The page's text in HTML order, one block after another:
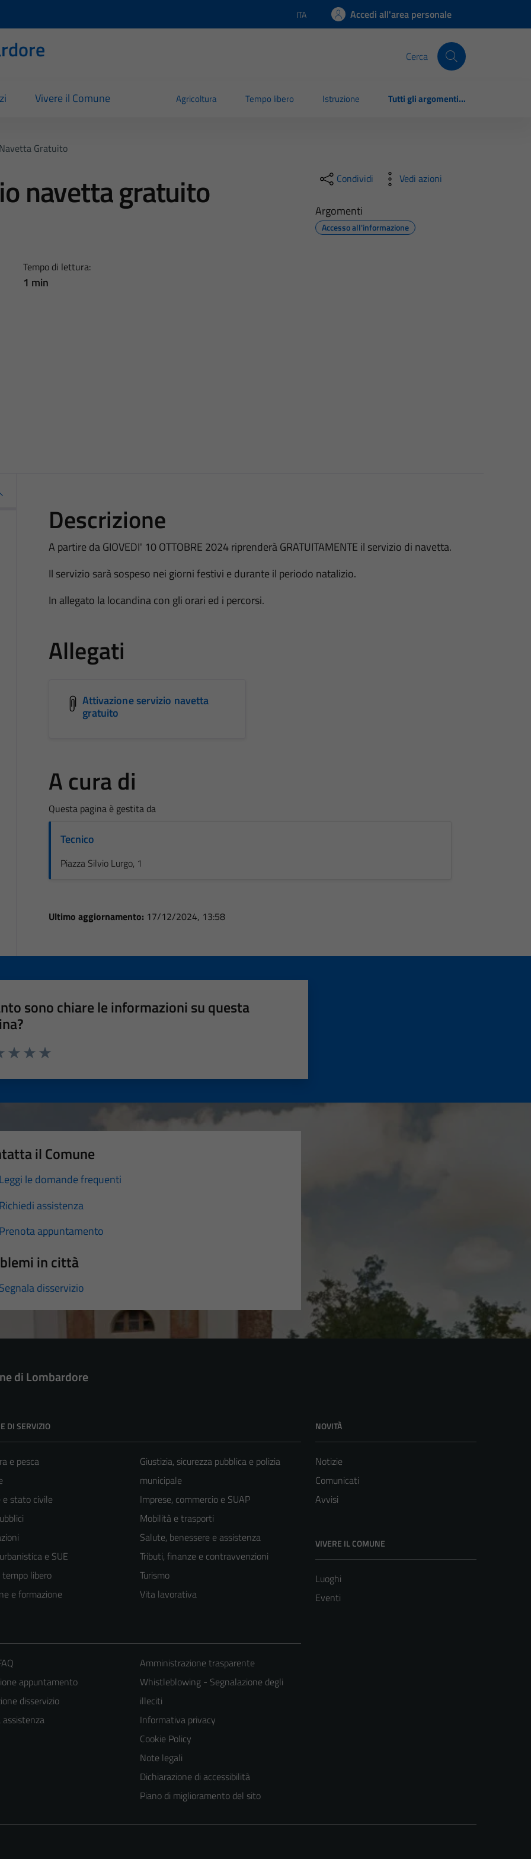
Lingua attiva:
ITA Accedi all'area personale
Cerca
Vivere il Comune Agricoltura Tempo libero Istruzione Tutti gli argomenti...
Gratuito
navetta gratuito
Tempo di lettura:
1 min
Condividi Vedi azioni
Argomenti
Accesso all'informazione
Descrizione
A partire da GIOVEDI' 10 OTTOBRE 2024 riprenderà GRATUITAMENTE il servizio di navetta.
Il servizio sarà sospeso nei giorni festivi e durante il periodo natalizio.
In allegato la locandina con gli orari ed i percorsi.
Allegati
Attivazione servizio navetta
gratuito
A cura di
Questa pagina è gestita da
Tecnico
Piazza Silvio Lurgo, 1
Ultimo aggiornamento: 17/12/2024, 13:58
sono chiare le informazioni su questa
il Comune
Leggi le domande frequenti
Richiedi assistenza
Prenota appuntamento
in città
Segnala disservizio
di Lombardore
DI SERVIZIO
e pesca
e stato civile
e SUE
libero
e formazione
Giustizia, sicurezza pubblica e polizia
municipale
Imprese, commercio e SUAP
Mobilità e trasporti
Salute, benessere e assistenza
Tributi, finanze e contravvenzioni
Turismo
Vita lavorativa
NOVITÀ
Notizie
Comunicati
Avvisi
VIVERE IL COMUNE
Luoghi
Eventi
appuntamento
disservizio
assistenza
Amministrazione trasparente
Whistleblowing - Segnalazione degli
illeciti
Informativa privacy
Cookie Policy
Note legali
Dichiarazione di accessibilità
Piano di miglioramento del sito